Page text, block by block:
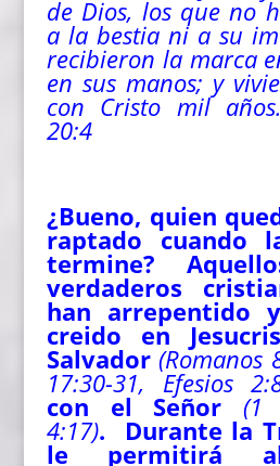
de Dios, los que no
a la bestia ni a su
recibieron la marca
en sus manos; y
con Cristo mil
20:4
¿Bueno, quien
raptado cuando
termine?
verdaderos
han arrepentido
creido en
Salvador (Romanos
17:30-31, Efesios
con el Señor (1
4:17). Durante la
le permitirá